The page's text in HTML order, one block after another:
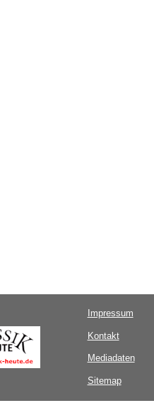
Impressum
Kontakt
Mediadaten
Sitemap